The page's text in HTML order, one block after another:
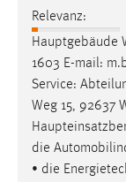
Relevanz:
Hauptgebäude
1603 E-mail:
Service:
Weg 15, 92637
die
• die